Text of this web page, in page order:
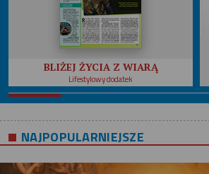
BLIŻEJ ŻYCIA Z WIARĄ
Lifestylowy dodatek
NAJPOPULARNIEJSZE